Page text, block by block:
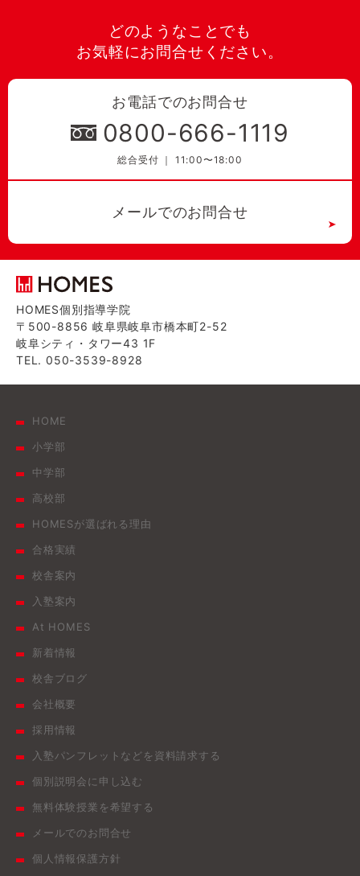
どのようなことでも
お気軽にお問合せください。
お電話でのお問合せ
0800-666-1119
総合受付 ｜ 11:00〜18:00
メールでのお問合せ
HOMES個別指導学院
〒500-8856 岐阜県岐阜市橋本町2-52
岐阜シティ・タワー43 1F
TEL. 050-3539-8928
HOME
小学部
中学部
高校部
HOMESが選ばれる理由
合格実績
校舎案内
入塾案内
At HOMES
新着情報
校舎ブログ
会社概要
採用情報
入塾パンフレットなどを資料請求する
個別説明会に申し込む
無料体験授業を希望する
メールでのお問合せ
個人情報保護方針